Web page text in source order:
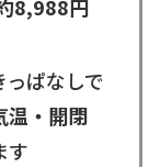
8,988円
ぱなしで
温・開閉
す